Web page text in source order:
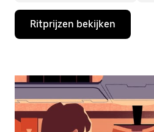
Druk
de
de
te
openen
Ritprijzen bekijken